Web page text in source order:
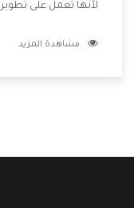
لأنها تعمل على
وتقدم للعملاء أقوى
مشاهدة المزيد